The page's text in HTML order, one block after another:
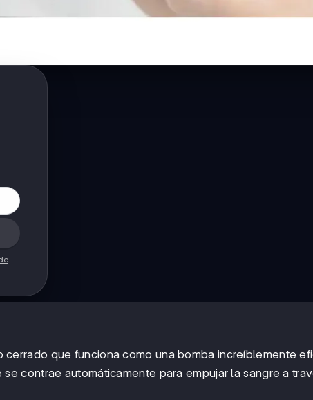
cerrado que funciona como una bomba increíblemente
contrae automáticamente para empujar la sangre a